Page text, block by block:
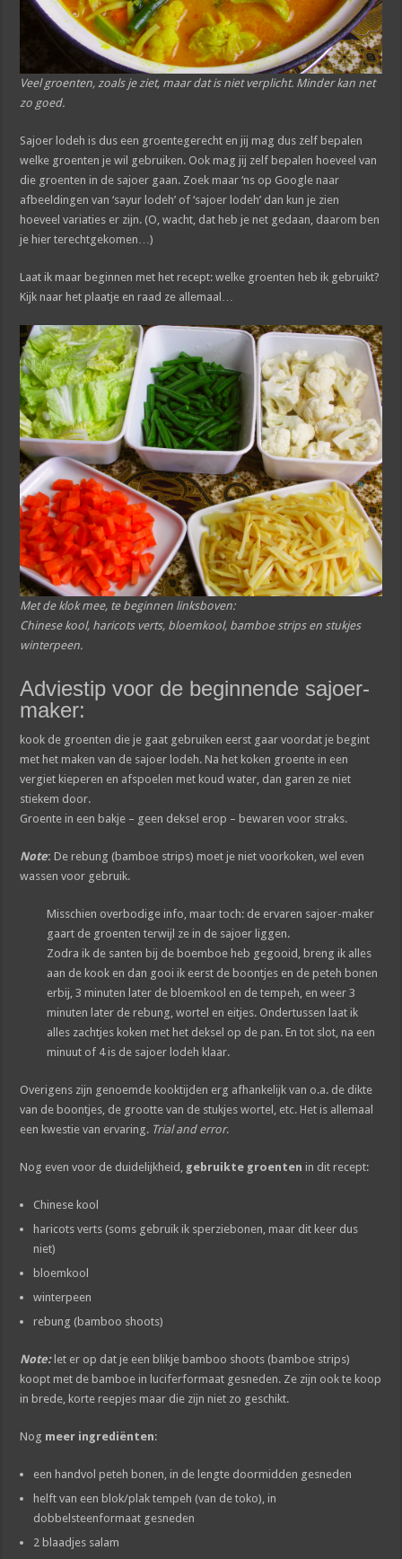
Veel groenten, zoals je ziet, maar dat is niet verplicht. Minder kan net
zo goed.
Sajoer lodeh is dus een groentegerecht en jij mag dus zelf bepalen
welke groenten je wil gebruiken. Ook mag jij zelf bepalen hoeveel van
die groenten in de sajoer gaan. Zoek maar ‘ns op Google naar
afbeeldingen van ‘sayur lodeh’ of ‘sajoer lodeh’ dan kun je zien
hoeveel variaties er zijn. (O, wacht, dat heb je net gedaan, daarom ben
je hier terechtgekomen…)
Laat ik maar beginnen met het recept: welke groenten heb ik gebruikt?
Kijk naar het plaatje en raad ze allemaal…
Met de klok mee, te beginnen linksboven:
Chinese kool, haricots verts, bloemkool, bamboe strips en stukjes
winterpeen.
Adviestip voor de beginnende sajoer-
maker:
kook de groenten die je gaat gebruiken eerst gaar voordat je begint
met het maken van de sajoer lodeh. Na het koken groente in een
vergiet kieperen en afspoelen met koud water, dan garen ze niet
stiekem door.
Groente in een bakje – geen deksel erop – bewaren voor straks.
Note: De rebung (bamboe strips) moet je niet voorkoken, wel even
wassen voor gebruik.
Misschien overbodige info, maar toch: de ervaren sajoer-maker
gaart de groenten terwijl ze in de sajoer liggen.
Zodra ik de santen bij de boemboe heb gegooid, breng ik alles
aan de kook en dan gooi ik eerst de boontjes en de peteh bonen
erbij, 3 minuten later de bloemkool en de tempeh, en weer 3
minuten later de rebung, wortel en eitjes. Ondertussen laat ik
alles zachtjes koken met het deksel op de pan. En tot slot, na een
minuut of 4 is de sajoer lodeh klaar.
Overigens zijn genoemde kooktijden erg afhankelijk van o.a. de dikte
van de boontjes, de grootte van de stukjes wortel, etc. Het is allemaal
een kwestie van ervaring. Trial and error.
Nog even voor de duidelijkheid, gebruikte groenten in dit recept:
Chinese kool
haricots verts (soms gebruik ik sperziebonen, maar dit keer dus
niet)
bloemkool
winterpeen
rebung (bamboo shoots)
Note: let er op dat je een blikje bamboo shoots (bamboe strips)
koopt met de bamboe in luciferformaat gesneden. Ze zijn ook te koop
in brede, korte reepjes maar die zijn niet zo geschikt.
Nog meer ingrediënten:
een handvol peteh bonen, in de lengte doormidden gesneden
helft van een blok/plak tempeh (van de toko), in
dobbelsteenformaat gesneden
2 blaadjes salam